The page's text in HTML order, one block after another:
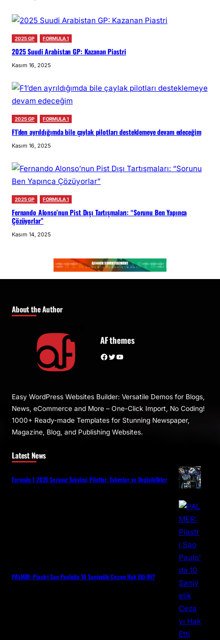
2025 GP FORMULA 1
2025 Suudi Arabistan GP: Kazanan Piastri
Kasım 16, 2025
2025 GP FORMULA 1
F1’den ayrıldığımda bile çaylak pilotları desteklemeye devam edeceğim
Kasım 16, 2025
2025 GP FORMULA 1
Fernando Alonso’nun Pist Dışı Tartışmaları: “Sorunu Ben Yapınca
Çözüyorlar”
Kasım 14, 2025
About the Author
AF themes
Facebook Twitter YouTube
Easy WordPress Websites Builder: Versatile Demos for Blogs,
News, eCommerce and More – One-Click Import, No Coding!
1000+ Ready-made Templates for Stunning Newspaper,
Magazine, Blog, and Publishing Websites.
Latest News
Formula 1 2025 Sezonu: Takvimi, Pilotlar, Takımlar ve Değişiklikler
PALMER: Piastri Sao Paulo’da 10 Saniyelik Cezayı Hak Etti Mi?